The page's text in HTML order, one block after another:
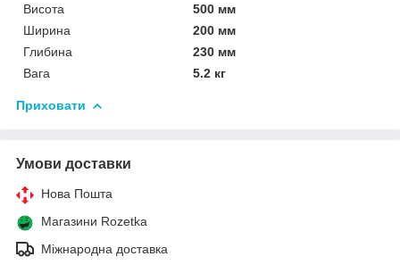
Висота
500 мм
Ширина
200 мм
Глибина
230 мм
Вага
5.2 кг
Приховати
Умови доставки
Нова Пошта
Магазини Rozetka
Міжнародна доставка